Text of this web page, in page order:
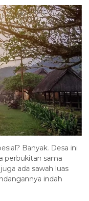
Banyak. Desa ini
perbukitan sama
ada sawah luas
indah